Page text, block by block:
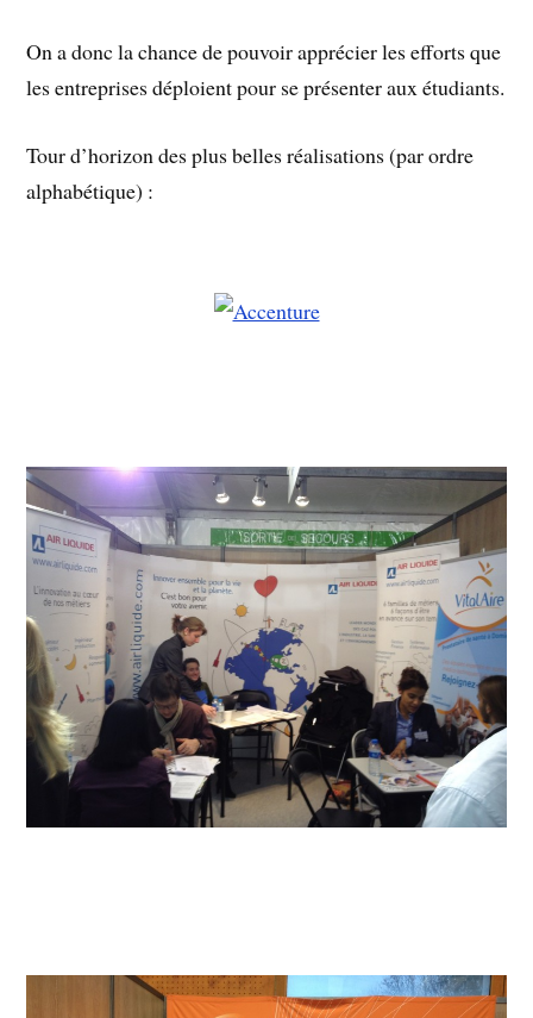
On a donc la chance de pouvoir apprécier les efforts que
les entreprises déploient pour se présenter aux étudiants.
Tour d’horizon des plus belles réalisations (par ordre
alphabétique) :